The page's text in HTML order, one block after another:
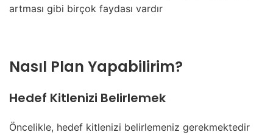
artması gibi birçok faydası vardır
Nasıl Plan Yapabilirim?
Hedef Kitlenizi Belirlemek
Öncelikle, hedef kitlenizi belirlemeniz gerekmektedir